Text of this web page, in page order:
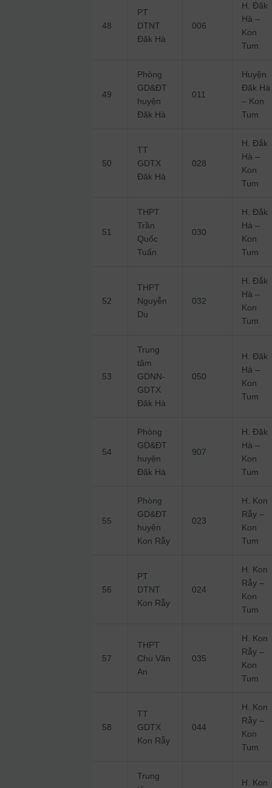
48
PT
DTNT
Đăk Hà
006
H. Đăk
Hà –
Kon
Tum
49
Phòng
GD&ĐT
huyện
Đăk Hà
011
Huyện
Đăk Hà
– Kon
Tum
50
TT
GDTX
Đăk Hà
028
H. Đắk
Hà –
Kon
Tum
51
THPT
Trần
Quốc
Tuấn
030
H. Đắk
Hà –
Kon
Tum
52
THPT
Nguyễn
Du
032
H. Đắk
Hà –
Kon
Tum
53
Trung
tâm
GDNN-
GDTX
Đăk Hà
050
H. Đăk
Hà –
Kon
Tum
54
Phòng
GD&ĐT
huyện
Đăk Hà
907
H. Đăk
Hà –
Kon
Tum
55
Phòng
GD&ĐT
huyện
Kon Rẫy
023
H. Kon
Rẫy –
Kon
Tum
56
PT
DTNT
Kon Rẫy
024
H. Kon
Rẫy –
Kon
Tum
57
THPT
Chu Văn
An
035
H. Kon
Rẫy –
Kon
Tum
58
TT
GDTX
Kon Rẫy
044
H. Kon
Rẫy –
Kon
Tum
Trung
H. Kon